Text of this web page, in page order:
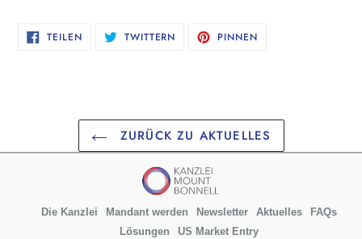
TEILENAUF
FACEBOOKTWITTERN TWITTERPINNEN
ZURÜCK ZU AKTUELLES
Die Kanzlei Mandant werden Newsletter Aktuelles
FAQs
Lösungen
US Market Entry